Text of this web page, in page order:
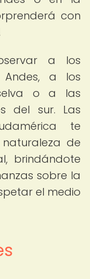
con
a los
Andes, a los
o a las
del sur. Las
te
de
brindándote
sobre la
el medio